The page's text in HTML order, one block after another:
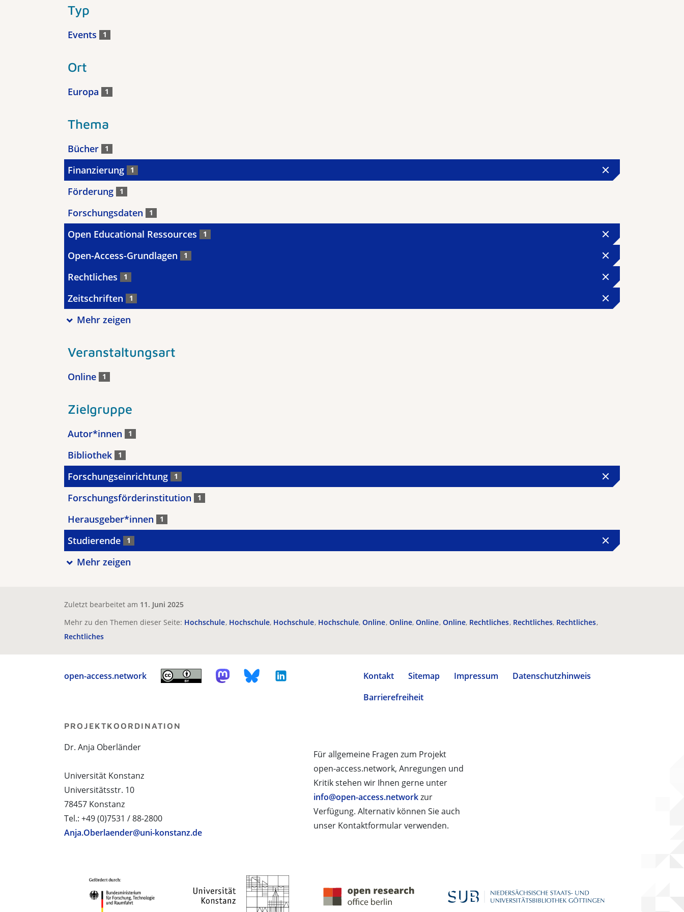
Typ
Events 1
Ort
Europa 1
Thema
Bücher 1
Finanzierung 1
Förderung 1
Forschungsdaten 1
Open Educational Ressources 1
Open-Access-Grundlagen 1
Rechtliches 1
Zeitschriften 1
Mehr zeigen
Veranstaltungsart
Online 1
Zielgruppe
Autor*innen 1
Bibliothek 1
Forschungseinrichtung 1
Forschungsförderinstitution 1
Herausgeber*innen 1
Studierende 1
Mehr zeigen
Zuletzt bearbeitet am 11. Juni 2025
Mehr zu den Themen dieser Seite: Hochschule Hochschule Hochschule Hochschule Online Online Online Online Rechtliches Rechtliches Rechtliches
Rechtliches
open-access.network Kontakt Sitemap Impressum
Datenschutzhinweis
Barrierefreiheit
Für allgemeine Fragen zum Projekt
open-access.network, Anregungen und
Kritik stehen wir Ihnen gerne unter
info@open-access.networkzur
Verfügung. Alternativ können Sie auch
unser Kontaktformular verwenden.
PROJEKTKOORDINATION
Dr. Anja Oberländer
Universität Konstanz
Universitätsstr. 10
78457 Konstanz
Tel.: +49 (0)7531 / 88-2800
Anja.Oberlaender@uni-konstanz.de